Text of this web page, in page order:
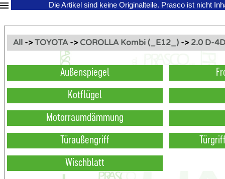
Die Artikel sind keine Originalteile. Prasco ist nicht
All ->TOYOTA -> COROLLA Kombi (_E12_) -> 2.0 D-
Außenspiegel
Kotflügel
Motorraumdämmung
Türaußengriff
Wischblatt